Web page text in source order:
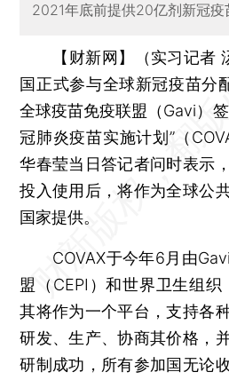
2021年底前提供20亿剂新冠疫
【财新网】（实习记者
国正式参与全球新冠疫苗分
全球疫苗免疫联盟（Gavi）
冠肺炎疫苗实施计划”（
华春莹当日答记者问时表示
投入使用后，将作为全球公
国家提供。
COVAX于今年6月由Gavi
盟（CEPI）和世界卫生组织
其将作为一个平台，支持各
研发、生产、协商其价格，
研制成功，所有参加国无论